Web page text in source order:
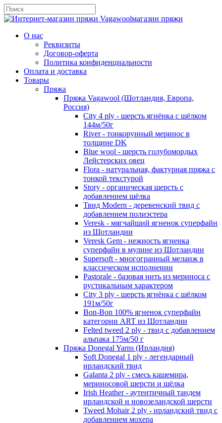
магазин пряжи
О нас
Реквизиты
Договор-оферта
Политика конфиденциальности
Оплата и доставка
Товары
Пряжа
Пряжа Vagawool (Шотландия, Европа,
Россия)
City 4 ply - шерсть ягнёнка с шёлком
144м/50г
River - тонкорунный меринос в
толщине DK
Blue wool - шерсть голубомордых
Лейстерских овец
Flora - натуральная, фактурная пряжа с
тонкой текстурой
Story - органическая шерсть с
добавлением шёлка
Твид Modern - деревенский твид с
добавлением полиэстера
Veresk - мягчайший ягненок суперфайн
из Шотландии
Veresk Gem - нежность ягненка
суперфайн в мулине из Шотландии
Supersoft - многогранный меланж в
классическом исполнении
Pastorale - базовая нить из мериноса с
рустикальным характером
City 3 ply - шерсть ягнёнка с шёлком
191м/50г
Bon-Bon 100% ягненок суперфайн
категории ART из Шотландии
Felted tweed 2 ply - твид с добавлением
альпака 175м/50 г
Пряжа Donegal Yarns (Ирландия)
Soft Donegal 1 ply - легендарный
ирландский твид
Galanta 2 ply - смесь кашемира,
мериносовой шерсти и шёлка
Irish Heather - аутентичный тандем
ирландской и новозеландской шерсти
Tweed Mohair 2 ply - ирландский твид с
добавлением мохера